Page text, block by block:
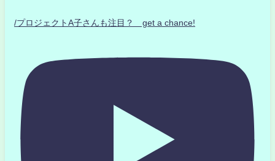
/プロジェクトA子さんも注目？ get a chance!